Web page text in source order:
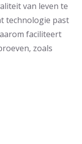
van leven te
technologie past
faciliteert
zoals